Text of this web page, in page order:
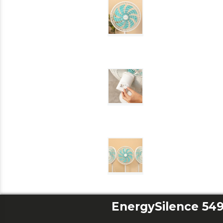
EnergySilence